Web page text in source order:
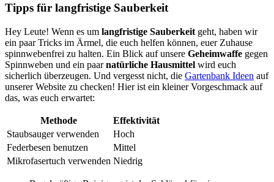
Tipps für langfristige Sauberkeit
Hey Leute! Wenn es um langfristige Sauberkeit geht, haben wir
ein paar Tricks im Ärmel, die euch helfen können, euer Zuhause
spinnwebenfrei zu halten. Ein Blick auf unsere Geheimwaffe gegen
Spinnweben und ein paarnatürliche Hausmittel wird euch
sicherlich überzeugen. Und vergesst nicht, die Gartenbank Ideen auf
unserer Website zu checken! Hier ist ein kleiner Vorgeschmack auf
das, was euch erwartet:
Methode
Effektivität
Staubsauger verwenden
Hoch
Federbesen benutzen
Mittel
Mikrofasertuch verwenden Niedrig